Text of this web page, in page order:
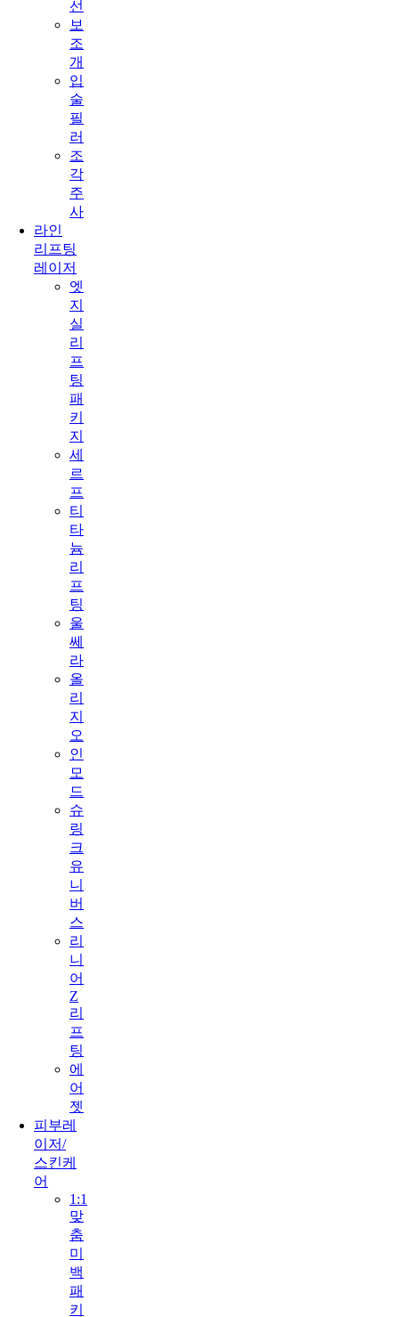
선
보
조
개
입
술
필
러
조
각
주
사
라인
리프팅
레이저
엣
지
실
리
프
팅
패
키
지
세
르
프
티
타
늄
리
프
팅
울
쎄
라
올
리
지
오
인
모
드
슈
링
크
유
니
버
스
리
니
어
Z
리
프
팅
에
어
젯
피부레
이저/
스킨케
어
1:1
맞
춤
미
백
패
키